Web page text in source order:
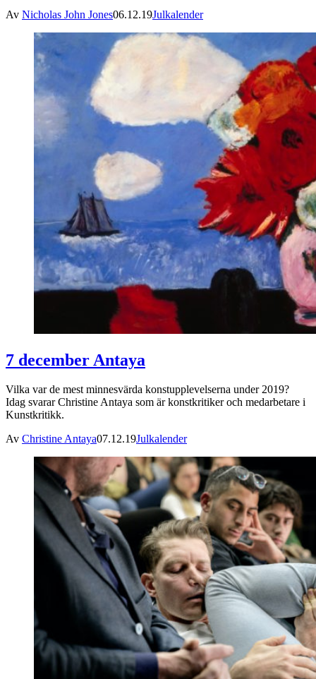
Av Nicholas John Jones06.12.19Julkalender
7 december Antaya
Vilka var de mest minnesvärda konstupplevelserna under 2019?
Idag svarar Christine Antaya som är konstkritiker och medarbetare i
Kunstkritikk.
Av Christine Antaya07.12.19Julkalender